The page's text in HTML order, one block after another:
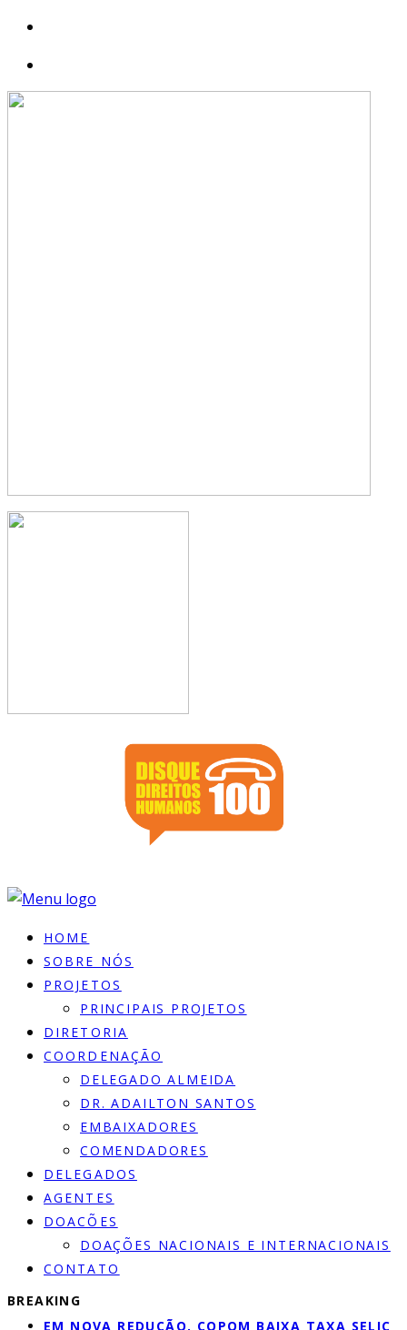
HOME
SOBRE NÓS
PROJETOS
PRINCIPAIS PROJETOS
DIRETORIA
COORDENAÇÃO
DELEGADO ALMEIDA
DR. ADAILTON SANTOS
EMBAIXADORES
COMENDADORES
DELEGADOS
AGENTES
DOACÕES
DOAÇÕES NACIONAIS E INTERNACIONAIS
CONTATO
BREAKING
EM NOVA REDUÇÃO, COPOM BAIXA TAXA SELIC